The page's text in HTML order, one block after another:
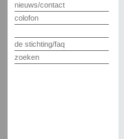
nieuws/contact
colofon
de stichting/faq
zoeken